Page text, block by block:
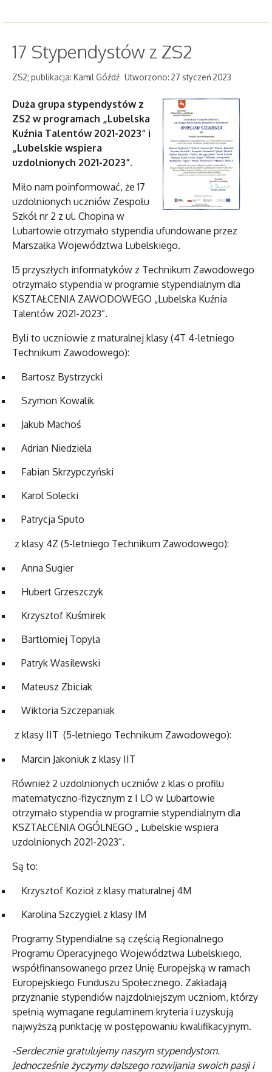
17 Stypendystów z ZS2
ZS2; publikacja: Kamil Góźdź Utworzono: 27 styczeń 2023
Duża grupa stypendystów z
ZS2 w programach „Lubelska
Kuźnia Talentów 2021-2023” i
„Lubelskie wspiera
uzdolnionych 2021-2023”.
Miło nam poinformować, że 17
uzdolnionych uczniów Zespołu
Szkół nr 2 z ul. Chopina w
Lubartowie otrzymało stypendia ufundowane przez
Marszałka Województwa Lubelskiego.
15 przyszłych informatyków z Technikum Zawodowego
otrzymało stypendia w programie stypendialnym dla
KSZTAŁCENIA ZAWODOWEGO „Lubelska Kuźnia
Talentów 2021-2023”.
Byli to uczniowie z maturalnej klasy (4T 4-letniego
Technikum Zawodowego):
Bartosz Bystrzycki
Szymon Kowalik
Jakub Machoś
Adrian Niedziela
Fabian Skrzypczyński
Karol Solecki
Patrycja Sputo
z klasy 4Z (5-letniego Technikum Zawodowego):
Anna Sugier
Hubert Grzeszczyk
Krzysztof Kuśmirek
Bartłomiej Topyła
Patryk Wasilewski
Mateusz Zbiciak
Wiktoria Szczepaniak
z klasy IIT (5-letniego Technikum Zawodowego):
Marcin Jakoniuk z klasy IIT
Również 2 uzdolnionych uczniów z klas o profilu
matematyczno-fizycznym z I LO w Lubartowie
otrzymało stypendia w programie stypendialnym dla
KSZTAŁCENIA OGÓLNEGO „ Lubelskie wspiera
uzdolnionych 2021-2023”.
Są to:
Krzysztof Kozioł z klasy maturalnej 4M
Karolina Szczygieł z klasy IM
Programy Stypendialne są częścią Regionalnego
Programu Operacyjnego Województwa Lubelskiego,
współfinansowanego przez Unię Europejską w ramach
Europejskiego Funduszu Społecznego. Zakładają
przyznanie stypendiów najzdolniejszym uczniom, którzy
spełnią wymagane regulaminem kryteria i uzyskują
najwyższą punktację w postępowaniu kwalifikacyjnym.
-Serdecznie gratulujemy naszym stypendystom.
Jednocześnie życzymy dalszego rozwijania swoich pasji i